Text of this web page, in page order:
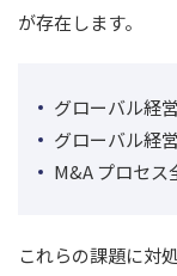
が存在します。
グローバル経
グローバル経
M&A プロセス
これらの課題に対